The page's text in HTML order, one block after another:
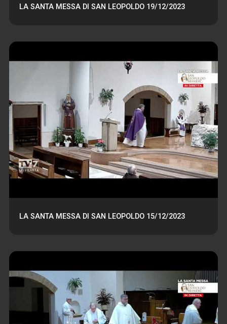
LA SANTA MESSA DI SAN LEOPOLDO 19/12/2023
LA SANTA MESSA DI SAN LEOPOLDO 15/12/2023